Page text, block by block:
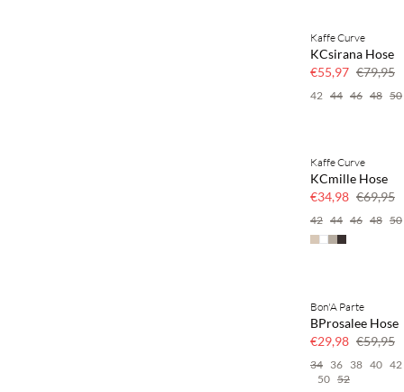
SAVE20
Kaffe Curve
KCsirana Hose
€55,97 €79,95
42 44 46 48 50
SAVE20
Kaffe Curve
KCmille Hose
€34,98 €69,95
42 44 46 48 50
SAVE20
Bon'A Parte
BProsalee Hose
€29,98 €59,95
34 36 38 40 42
50 52